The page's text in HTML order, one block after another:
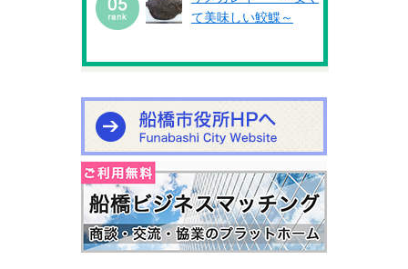
て美味しい鮫鰈～